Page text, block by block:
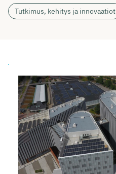
Tutkimus, kehitys ja innovaatiot